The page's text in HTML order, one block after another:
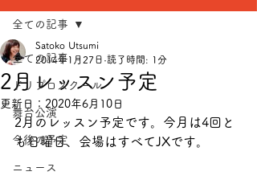
全ての記事
ドリプロスクール
舞台公演
今後の予定
ニュース
全ての記事
2月レッスン予定
Satoko Utsumi
2014年1月27日 読了時間: 1分
更新日： 2020年6月10日
2月のレッスン予定です。今月は4回と
も日曜日、会場はすべてJXです。